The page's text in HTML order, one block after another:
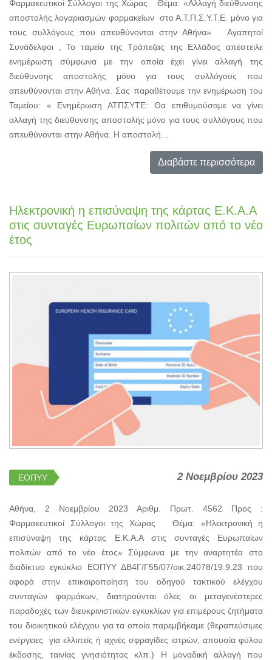
Φαρμακευτικοί Σύλλογοι της Χώρας Θέμα: «Αλλαγή διεύθυνσης
αποστολής λογαριασμών φαρμακείων στο Α.Τ.Π.Σ.Υ.Τ.Ε. μόνο για
τους συλλόγους που απευθύνονται στην Αθήνα» Αγαπητοί
Συνάδελφοι , Το ταμείο της Τράπεζας της Ελλάδος απέστειλε
ενημέρωση σύμφωνα με την οποία έχει γίνει αλλαγή της
διεύθυνσης αποστολής μόνο για τους συλλόγους που
απευθύνονται στην Αθήνα. Σας παραθέτουμε την ενημέρωση του
Ταμείου: « Ενημέρωση ΑΤΠΣΥΤΕ: Θα επιθυμούσαμε να γίνει
αλλαγή της διεύθυνσης αποστολής μόνο για τους συλλόγους που
απευθύνονται στην Αθήνα. Η αποστολή...
Διαβάστε περισσότερα
Ηλεκτρονική η επισύναψη της κάρτας Ε.Κ.Α.Α
στις συνταγές Ευρωπαίων πολιτών από το νέο
έτος
ΕΟΠΥΥ 2 Νοεμβρίου 2023
Αθήνα, 2 Νοεμβρίου 2023 Αριθμ. Πρωτ. 4562 Προς :
Φαρμακευτικοί Σύλλογοι της Χώρας Θέμα: «Ηλεκτρονική η
επισύναψη της κάρτας Ε.Κ.Α.Α στις συνταγές Ευρωπαίων
πολιτών από το νέο έτος» Σύμφωνα με την αναρτητέα στο
διαδίκτυο εγκύκλιο ΕΟΠΥΥ ΔΒ4Γ/Γ55/07/οικ.24078/19.9.23 που
αφορά στην επικαιροποίηση του οδηγού τακτικού ελέγχου
συνταγών φαρμάκων, διατηρούνται όλες οι μεταγενέστερες
παραδοχές των διευκρινιστικών εγκυκλίων για επιμέρους ζητήματα
του διοικητικού ελέγχου για τα οποία παρεμβήκαμε (θεραπεύσιμες
ενέργειες για ελλιπείς ή αχνές σφραγίδες ιατρών, απουσία φύλου
έκδοσης, ταινίας γνησιότητας κλπ.) Η μοναδική αλλαγή που